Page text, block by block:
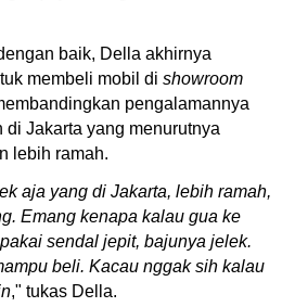
baik, Della akhirnya
membeli mobil di showroom
pengalamannya
di Jakarta yang menurutnya
lebih ramah.
aja yang di Jakarta, lebih ramah,
Emang kenapa kalau gua ke
sendal jepit, bajunya jelek.
beli. Kacau nggak sih kalau
," tukas Della.